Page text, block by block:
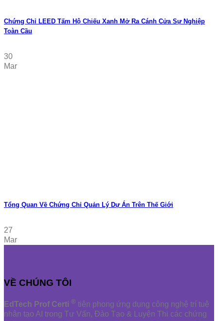
Chứng Chỉ LEED Tấm Hộ Chiếu Xanh Mở Ra Cánh Cửa Sự Nghiệp
Toàn Cầu
30
Mar
Tổng Quan Về Chứng Chỉ Quản Lý Dự Án Trên Thế Giới
27
Mar
VỀ CHÚNG TÔI
EdTech Prof Certi ® tiên phong ứng dụng công nghệ trí tuệ
nhân tạo AI trong Tư Vấn, Đào Tạo & Luyện Thi các chứng